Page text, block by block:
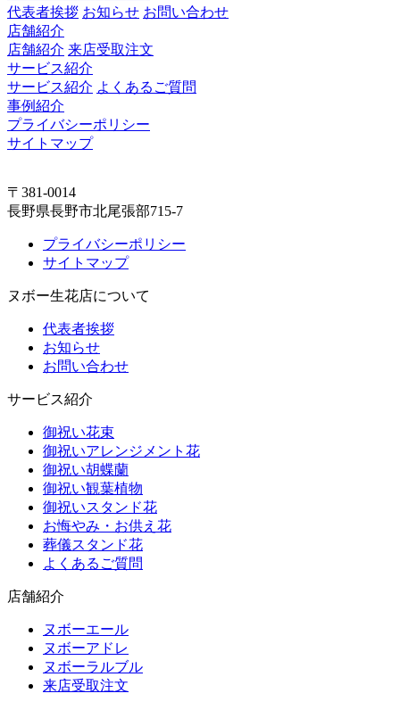
代表者挨拶 お知らせ お問い合わせ
店舗紹介
店舗紹介 来店受取注文
サービス紹介
サービス紹介 よくあるご質問
事例紹介
プライバシーポリシー
サイトマップ
〒381-0014
長野県長野市北尾張部715-7
プライバシーポリシー
サイトマップ
ヌボー生花店について
代表者挨拶
お知らせ
お問い合わせ
サービス紹介
御祝い花束
御祝いアレンジメント花
御祝い胡蝶蘭
御祝い観葉植物
御祝いスタンド花
お悔やみ・お供え花
葬儀スタンド花
よくあるご質問
店舗紹介
ヌボーエール
ヌボーアドレ
ヌボーラルブル
来店受取注文